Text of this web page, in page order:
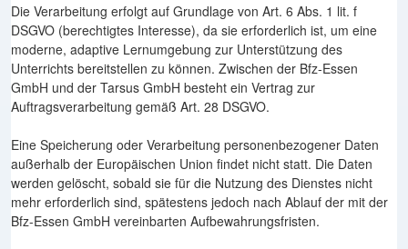
Die Verarbeitung erfolgt auf Grundlage von Art. 6 Abs. 1 lit. f
DSGVO (berechtigtes Interesse), da sie erforderlich ist, um eine
moderne, adaptive Lernumgebung zur Unterstützung des
Unterrichts bereitstellen zu können. Zwischen der Bfz-Essen
GmbH und der Tarsus GmbH besteht ein Vertrag zur
Auftragsverarbeitung gemäß Art. 28 DSGVO.
Eine Speicherung oder Verarbeitung personenbezogener Daten
außerhalb der Europäischen Union findet nicht statt. Die Daten
werden gelöscht, sobald sie für die Nutzung des Dienstes nicht
mehr erforderlich sind, spätestens jedoch nach Ablauf der mit der
Bfz-Essen GmbH vereinbarten Aufbewahrungsfristen.